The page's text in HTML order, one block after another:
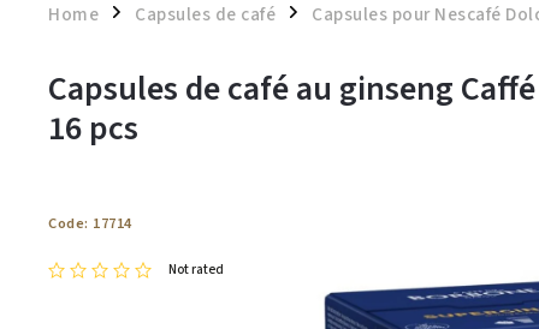
Home / Capsules de café / Capsules pour Nescafé
Capsules de café au ginseng
16 pcs
Code: 17714
Not rated